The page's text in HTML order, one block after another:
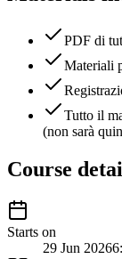
PDF di
Materiali
Tutto il
(non sarà
Course
Starts on
29 Jun 2026